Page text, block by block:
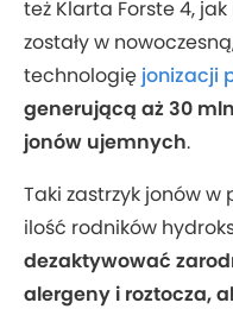
też Klarta Forste 4,
zostały w
technologię jonizacji
generującą aż 30
jonów ujemnych.
Taki zastrzyk jonów
ilość rodników
dezaktywować
alergeny i roztocza,